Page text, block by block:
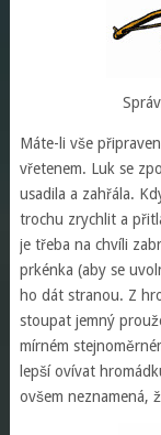
Máte-li vše
vřetenem. Luk se
usadila a zahřála.
trochu zrychlit a
je třeba na chvíli
prkénka (aby se
ho dát stranou. Z
stoupat jemný
mírném
lepší ovívat
ovšem neznamená,